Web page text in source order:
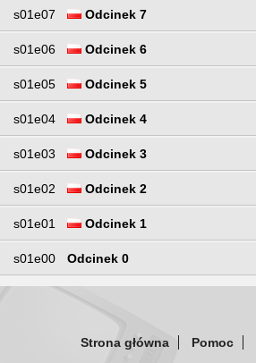
s01e07 Odcinek 7
s01e06 Odcinek 6
s01e05 Odcinek 5
s01e04 Odcinek 4
s01e03 Odcinek 3
s01e02 Odcinek 2
s01e01 Odcinek 1
s01e00 Odcinek 0
Strona główna Pomoc